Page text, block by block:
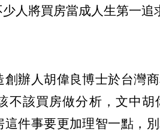
人將買房當成人生第一追
創辦人胡偉良博士於台灣
不該買房做分析，文中
這件事要更加理智一點，